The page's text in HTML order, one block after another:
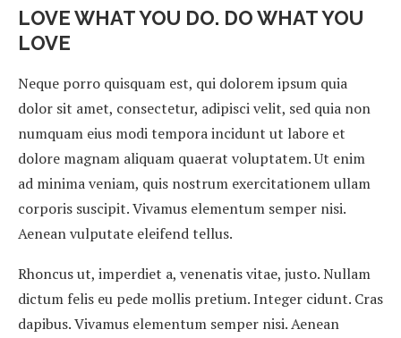
LOVE WHAT YOU DO. DO WHAT YOU
LOVE
Neque porro quisquam est, qui dolorem ipsum quia
dolor sit amet, consectetur, adipisci velit, sed quia non
numquam eius modi tempora incidunt ut labore et
dolore magnam aliquam quaerat voluptatem. Ut enim
ad minima veniam, quis nostrum exercitationem ullam
corporis suscipit. Vivamus elementum semper nisi.
Aenean vulputate eleifend tellus.
Rhoncus ut, imperdiet a, venenatis vitae, justo. Nullam
dictum felis eu pede mollis pretium. Integer cidunt. Cras
dapibus. Vivamus elementum semper nisi. Aenean